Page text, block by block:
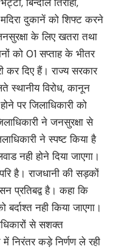
मदिरा दुकानें को शिफ्ट करने
के लिए खतरा तथा
को 01 सप्ताह के भीतर
दिए हैं। राज्य सरकार
स्थानीय विरोध, कानून
पर जिलाधिकारी को
ने जनसुरक्षा से
ने स्पष्ट किया है
नही होने दिया जाएगा।
है। राजधानी की सड़कों
प्रतिबद्व है। कहा कि
नही किया जाएगा।
से सशक्त
निरंतर कड़े निर्णण ले रही